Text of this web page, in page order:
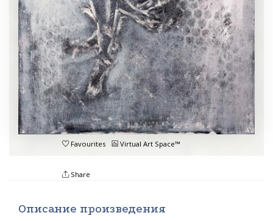
Favourites Virtual Art Space™
Share
Описание произведения